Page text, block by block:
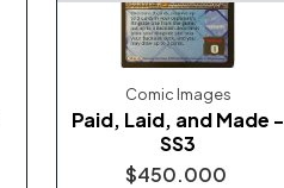
Comic Images
Paid, Laid, and Made -
SS3
$450.000